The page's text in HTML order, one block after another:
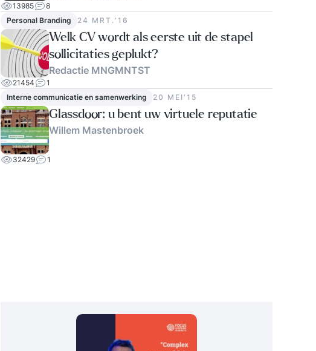
13985
8
Personal Branding
24 MRT.‘16
Welk CV wordt als eerste uit de stapel
sollicitaties geplukt?
Redactie MNGMNTST
21454
1
Interne communicatie en samenwerking
20 MEI‘15
Glassdoor: u bent uw virtuele reputatie
Willem Mastenbroek
32429 1